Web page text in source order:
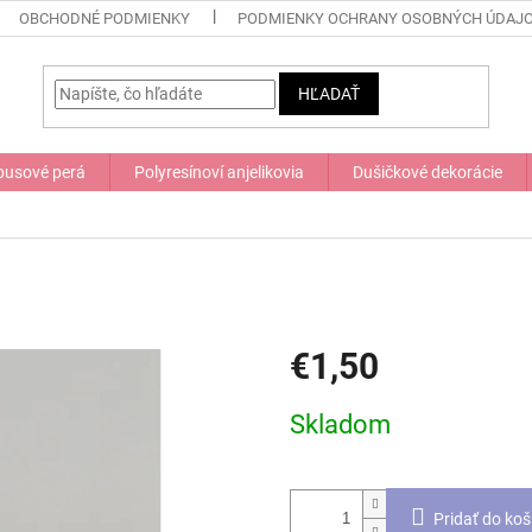
OBCHODNÉ PODMIENKY PODMIENKY OCHRANY OSOBNÝCH
HĽADAŤ
perá Polyresínoví anjelikovia Dušičkové dekorácie
€1,50
cena:
Skladom
Pridať do